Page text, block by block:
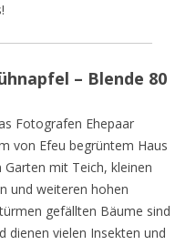
– Blende 80
Fotografen Ehepaar
von Efeu begrüntem Haus
mit Teich, kleinen
und weiteren hohen
gefällten Bäume sind
dienen vielen Insekten und